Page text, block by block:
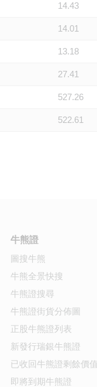
14.43
14.01
13.18
27.41
527.26
522.61
牛熊證
圖搜牛熊
牛熊全景快搜
牛熊證搜尋
牛熊證街貨分佈圖
正股牛熊證列表
新發行瑞銀牛熊證
已收回牛熊證剩餘價值
即將到期牛熊證